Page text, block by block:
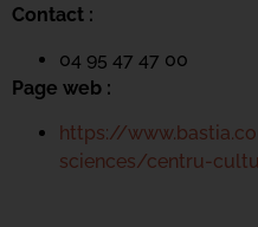
Contact :
04 95 47 47 00
Page web :
https://
sciences/centru-